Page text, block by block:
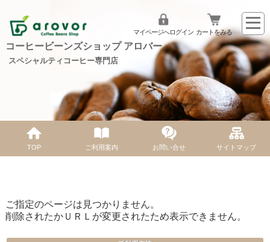
コーヒービーンズショップ アロバー
スペシャルティコーヒー専門店
マイページへログイン カートをみる
TOP ご利用案内 お問い合せ サイトマップ
ご指定のページは見つかりません。
削除されたかＵＲＬが変更されたため表示できません。